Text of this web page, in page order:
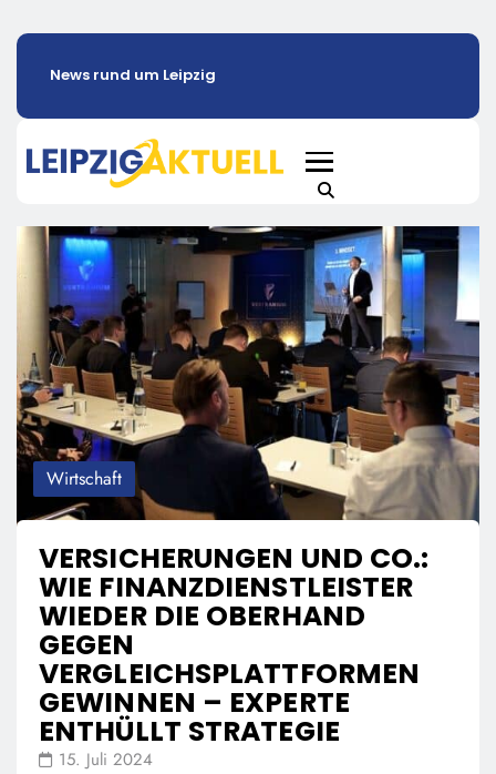
News rund um Leipzig
Wirtschaft
VERSICHERUNGEN UND CO.:
WIE FINANZDIENSTLEISTER
WIEDER DIE OBERHAND
GEGEN
VERGLEICHSPLATTFORMEN
GEWINNEN – EXPERTE
ENTHÜLLT STRATEGIE
15. Juli 2024